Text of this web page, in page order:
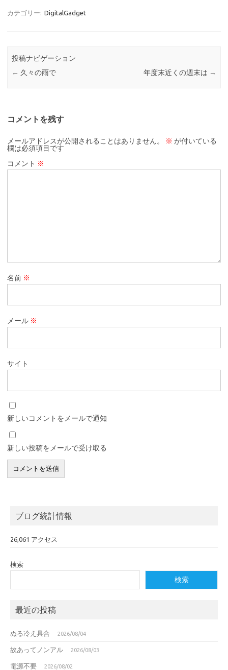
カテゴリー: DigitalGadget
投稿ナビゲーション
← 久々の雨で 年度末近くの週末は →
コメントを残す
メールアドレスが公開されることはありません。 ※ が付いている
欄は必須項目です
コメント ※
名前 ※
メール ※
サイト
新しいコメントをメールで通知
新しい投稿をメールで受け取る
ブログ統計情報
26,061 アクセス
検索
検索
最近の投稿
ぬる冷え具合 2026/08/04
故あってノンアル 2026/08/03
電源不要 2026/08/02